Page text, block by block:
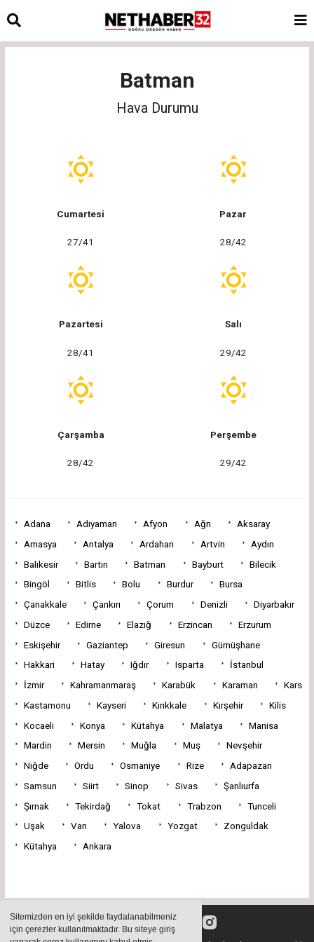
Sitemizden en iyi şekilde faydalanabilmeniz
için çerezler kullanılmaktadır. Bu siteye giriş
Batman
Hava Durumu
Cumartesi
27/41
Pazar
28/42
Pazartesi
28/41
Salı
29/42
Çarşamba
28/42
Perşembe
29/42
Adana Adıyaman Afyon Ağrı
Aksaray
Amasya
Antalya Ardahan Artvin
Aydın
Balıkesir
Bartın Batman Bayburt
Bilecik
Bingöl
Bitlis Bolu Burdur
Bursa
Çanakkale
Çankırı Çorum Denizli
Diyarbakır
Düzce
Edirne Elazığ Erzincan
Erzurum
Eskişehir
Gaziantep Giresun
Gümüşhane
Hakkari
Hatay Iğdır Isparta
İstanbul
İzmir
Kahramanmaraş Karabük Karaman
Kars
Kastamonu
Kayseri Kırıkkale Kırşehir
Kilis
Kocaeli
Konya Kütahya Malatya
Manisa
Mardin
Mersin Muğla Muş
Nevşehir
Niğde
Ordu Osmaniye Rize
Adapazarı
Samsun
Siirt Sinop Sivas
Şanlıurfa
Şırnak
Tekirdağ Tokat Trabzon
Tunceli
Uşak
Van Yalova Yozgat
Zonguldak
Kütahya
Ankara